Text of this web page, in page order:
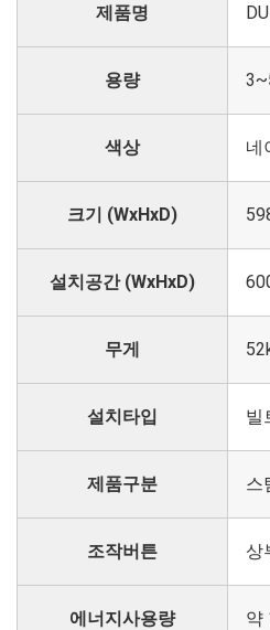
제품명
용량
색상 네
크기 (WxHxD)
설치공간 (WxHxD)
무게
설치타입 빌
제품구분 스
조작버튼 상
에너지사용량 약